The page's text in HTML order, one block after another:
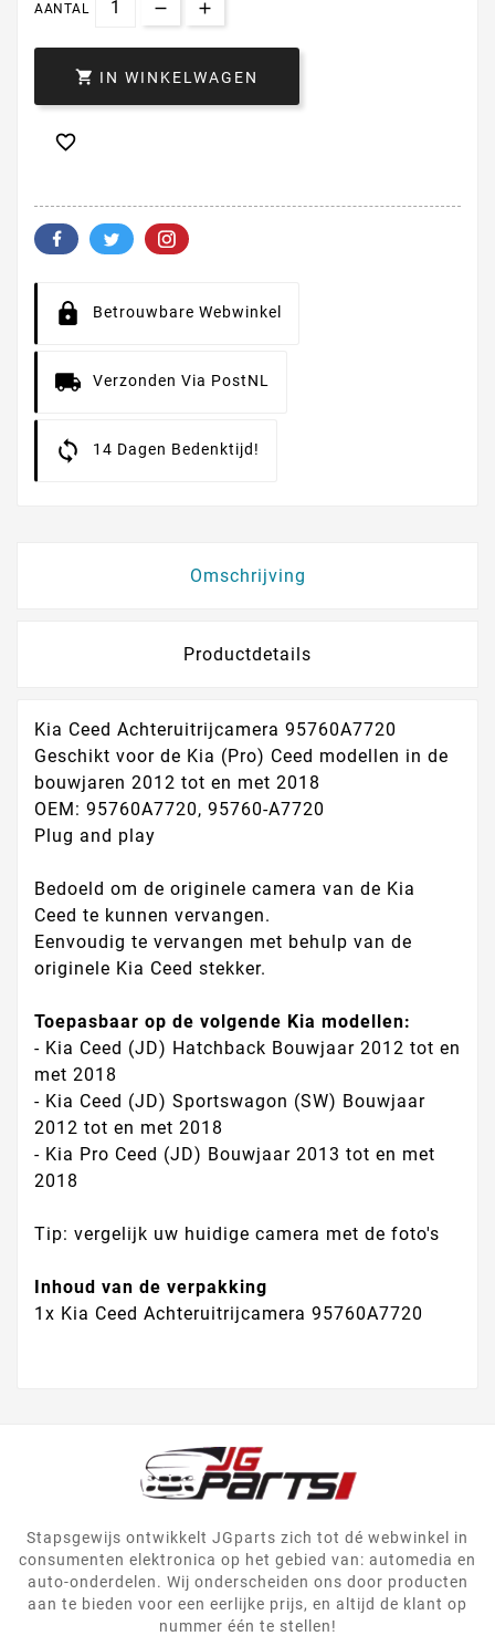
AANTAL
 IN WINKELWAGEN

Betrouwbare Webwinkel
Verzonden Via PostNL
14 Dagen Bedenktijd!
Omschrijving
Productdetails
Kia Ceed Achteruitrijcamera 95760A7720
Geschikt voor de Kia (Pro) Ceed modellen in de
bouwjaren 2012 tot en met 2018
OEM: 95760A7720, 95760-A7720
Plug and play
Bedoeld om de originele camera van de Kia
Ceed te kunnen vervangen.
Eenvoudig te vervangen met behulp van de
originele Kia Ceed stekker.
Toepasbaar op de volgende Kia modellen:
- Kia Ceed (JD) Hatchback Bouwjaar 2012 tot en
met 2018
- Kia Ceed (JD) Sportswagon (SW) Bouwjaar
2012 tot en met 2018
- Kia Pro Ceed (JD) Bouwjaar 2013 tot en met
2018
Tip: vergelijk uw huidige camera met de foto's
Inhoud van de verpakking
1x Kia Ceed Achteruitrijcamera 95760A7720
Stapsgewijs ontwikkelt JGparts zich tot dé webwinkel in
consumenten elektronica op het gebied van: automedia en
auto-onderdelen. Wij onderscheiden ons door producten
aan te bieden voor een eerlijke prijs, en altijd de klant op
nummer één te stellen!